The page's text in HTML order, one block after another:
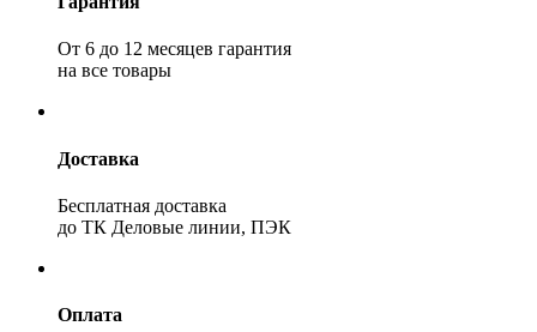
От 6 до 12 месяцев гарантия
на все товары
Доставка
Бесплатная доставка
до ТК Деловые линии, ПЭК
Оплата